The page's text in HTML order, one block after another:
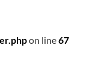
on line67